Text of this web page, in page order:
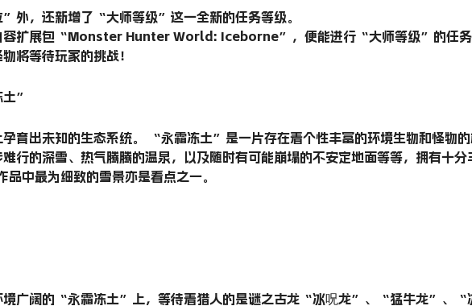
，还新增了“大师等级”这一全新的任务等级。
容扩展包“Monster Hunter World: Iceborne”，便能进行“大师等级”的任务
将等待玩家的挑战！
”
育出未知的生态系统。 “永霜冻土”是一片存在着个性丰富的环境生物和怪物
难行的深雪、热气腾腾的温泉，以及随时有可能崩塌的不安定地面等等，拥有十
中最为细致的雪景亦是看点之一。
境广阔的“永霜冻土”上，等待着猎人的是谜之古龙“冰呪龙”、“猛牛龙”、“